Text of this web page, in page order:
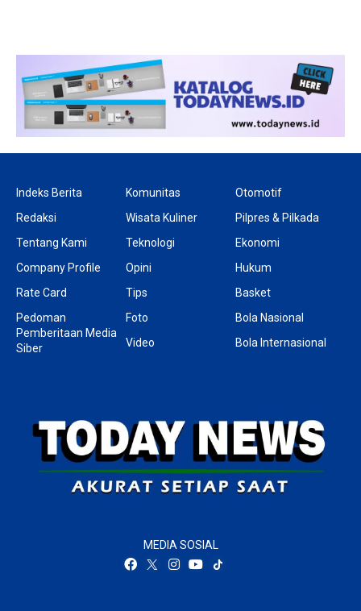
Indeks Berita
Redaksi
Tentang Kami
Company Profile
Rate Card
Pedoman
Pemberitaan Media
Siber
Komunitas
Wisata Kuliner
Teknologi
Opini
Tips
Foto
Video
Otomotif
Pilpres & Pilkada
Ekonomi
Hukum
Basket
Bola Nasional
Bola Internasional
MEDIA SOSIAL